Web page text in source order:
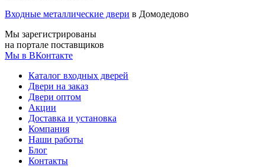
Входные металлические двери в Домодедово
Мы зарегистрированы
на портале поставщиков
Мы в ВКонтакте
Каталог входных дверей
Двери на заказ
Двери оптом
Акции
Доставка и установка
Компания
Наши работы
Блог
Контакты